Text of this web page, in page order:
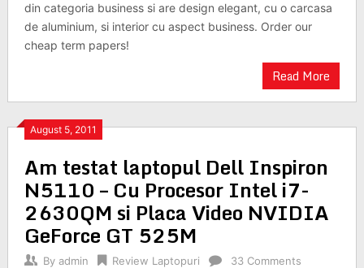
din categoria business si are design elegant, cu o carcasa
de aluminium, si interior cu aspect business. Order our
cheap term papers!
Read More
August 5, 2011
Am testat laptopul Dell Inspiron
N5110 – Cu Procesor Intel i7-
2630QM si Placa Video NVIDIA
GeForce GT 525M
By admin Review Laptopuri 33 Comments